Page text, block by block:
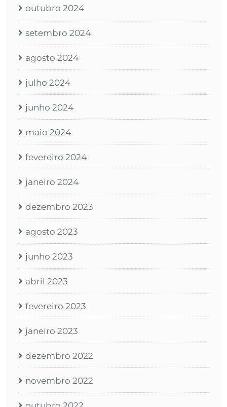
outubro 2024
setembro 2024
agosto 2024
julho 2024
junho 2024
maio 2024
fevereiro 2024
janeiro 2024
dezembro 2023
agosto 2023
junho 2023
abril 2023
fevereiro 2023
janeiro 2023
dezembro 2022
novembro 2022